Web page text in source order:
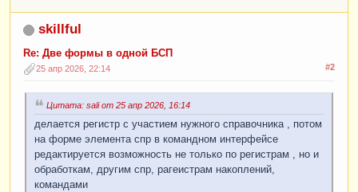
skillful
Re: Две формы в одной БСП
#2
25 апр 2026, 22:14
Цитата: sali от 25 апр 2026, 16:14
делается регистр с участием нужного справочника , потом
на форме элемента спр в командном интерфейсе
редактируется возможность не только по регистрам , но и
обработкам, другим спр, рагеистрам накоплений,
командами